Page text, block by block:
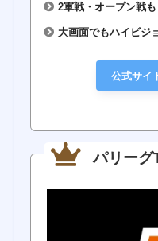
2軍戦・オープン戦も
大画面でもハイビジ
公式サイ
パリーグ